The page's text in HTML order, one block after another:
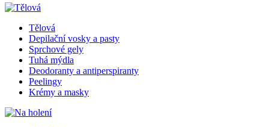
Tělová
Depilační vosky a pasty
Sprchové gely
Tuhá mýdla
Deodoranty a antiperspiranty
Peelingy
Krémy a masky